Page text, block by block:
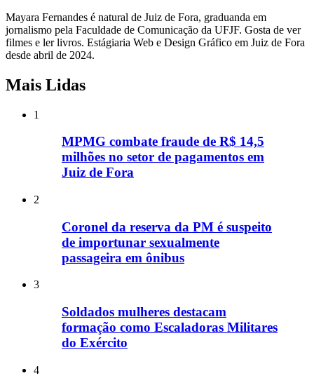
Mayara Fernandes é natural de Juiz de Fora, graduanda em
jornalismo pela Faculdade de Comunicação da UFJF. Gosta de ver
filmes e ler livros. Estágiaria Web e Design Gráfico em Juiz de Fora
desde abril de 2024.
Mais Lidas
1
MPMG combate fraude de R$ 14,5
milhões no setor de pagamentos em
Juiz de Fora
2
Coronel da reserva da PM é suspeito
de importunar sexualmente
passageira em ônibus
3
Soldados mulheres destacam
formação como Escaladoras Militares
do Exército
4